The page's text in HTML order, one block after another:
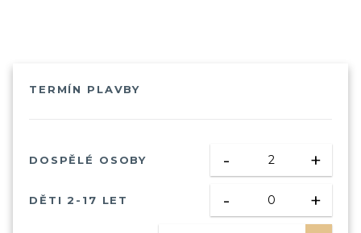
TERMÍN PLAVBY
DOSPĚLÉ OSOBY - +
DĚTI 2-17 LET - +